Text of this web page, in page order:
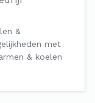
&
met
& koelen